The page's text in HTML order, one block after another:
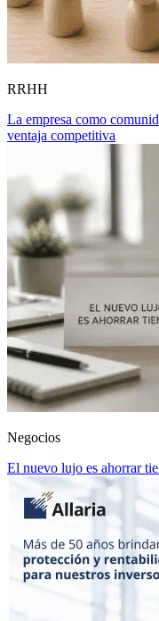
RRHH
La empresa como
ventaja competitiva
Negocios
El nuevo lujo es ahorrar